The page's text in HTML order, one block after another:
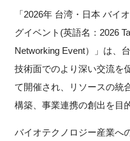
施設・アクセス
FAQ
イベントお知らせメール登録
「2026年 台湾・日本 バイ
グイベント(英語名：2026
Networking Event）」は、
技術面でのより深い交流を
て開催され、リソースの統
構築、事業連携の創出を目
バイオテクノロジー産業へ